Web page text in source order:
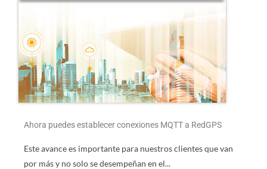
Ahora puedes establecer conexiones MQTT a RedGPS
Este avance es importante para nuestros clientes que van
por más y no solo se desempeñan en el...